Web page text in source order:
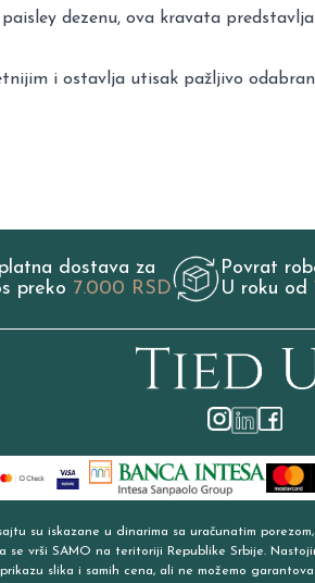
dezenu, ova kravata
i ostavlja utisak pažljivo
dostava za
preko 7.000 RSD
Povrat
U roku od
su iskazane u dinarima sa uračunatim
se vrši SAMO na teritoriji Republike Srbije.
slika i samih cena, ali ne možemo